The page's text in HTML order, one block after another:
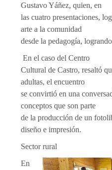
Gustavo Yáñez, quien, en
las cuatro presentaciones,
arte a la comunidad
desde la pedagogía,
En el caso del Centro
Cultural de Castro, resaltó
adultas, el encuentro
se convirtió en una
conceptos que son parte
de la producción de un
diseño e impresión.
Sector rural
En